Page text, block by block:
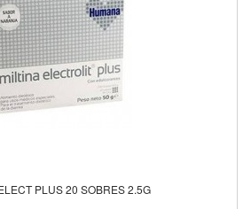
PLUS 20 SOBRES 2.5G